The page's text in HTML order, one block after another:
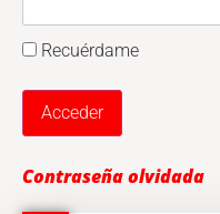
Recuérdame
Contraseña olvidada